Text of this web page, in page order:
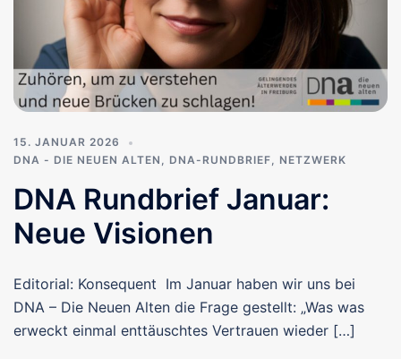
15. JANUAR 2026
DNA - DIE NEUEN ALTEN
DNA-RUNDBRIEF NETZWERK
DNA Rundbrief Januar:
Neue Visionen
Editorial: Konsequent Im Januar haben wir uns bei
DNA – Die Neuen Alten die Frage gestellt: „Was was
erweckt einmal enttäuschtes Vertrauen wieder […]